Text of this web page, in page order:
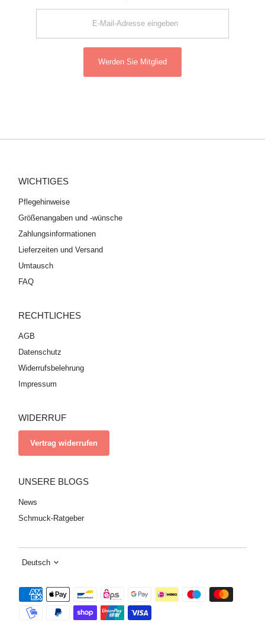
Adresse
Werden Sie Mitglied
WICHTIGES
Pflegehinweise
Größenangaben und -wünsche
Zahlungsinformationen
Lieferzeiten und Versand
Umtausch
FAQ
RECHTLICHES
AGB
Datenschutz
Widerrufsbelehrung
Impressum
WIDERRUF
Vertrag widerrufen
UNSERE BLOGS
News
Schmuck-Ratgeber
Deutsch